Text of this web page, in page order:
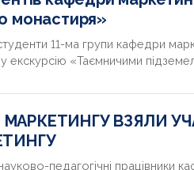
монастиря»
11-ма групи кафедри
екскурсію «Таємничими
ВЗЯЛИ
педагогічні працівники